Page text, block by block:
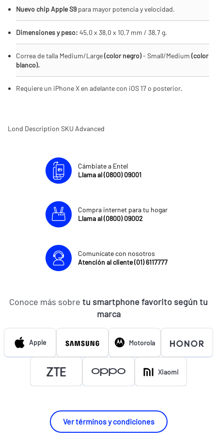
Nuevo chip Apple S9 para mayor potencia y velocidad.
Dimensiones y peso: 45,0 x 38,0 x 10,7 mm / 38,7 g.
Correa de talla Medium/Large(color negro)- Small/Medium (color
blanco).
Requiere un iPhone X en adelante con iOS 17 o posterior.
Lond Description SKU Advanced
Cámbiate a Entel
Llama al (0800) 09001
Compra internet para tu hogar
Llama al (0800) 09002
Comunícate con nosotros
Atención al cliente (01) 6117777
Conoce más sobre tu smartphone favorito según tu
marca
Apple Motorola
Xiaomi
Ver términos y condiciones